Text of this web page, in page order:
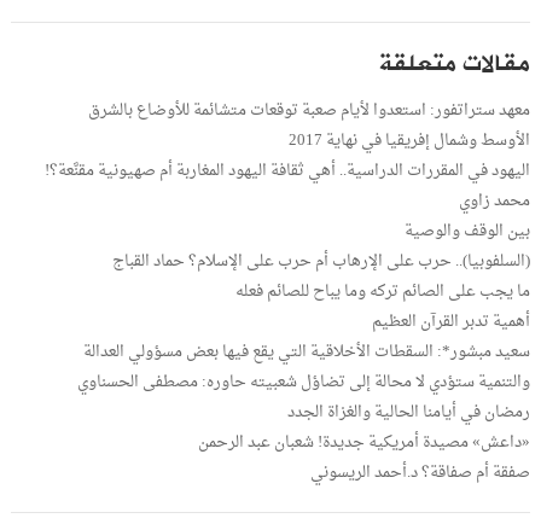
مقالات متعلقة
معهد ستراتفور: استعدوا لأيام صعبة توقعات متشائمة للأوضاع بالشرق
الأوسط وشمال إفريقيا في نهاية 2017
اليهود في المقررات الدراسية.. أهي ثقافة اليهود المغاربة أم صهيونية مقنَّعة؟!
محمد زاوي
بين الوقف والوصية
(السلفوبيا).. حرب على الإرهاب أم حرب على الإسلام؟ حماد القباج
ما يجب على الصائم تركه وما يباح للصائم فعله
أهمية تدبر القرآن العظيم
سعيد مبشور*: السقطات الأخلاقية التي يقع فيها بعض مسؤولي العدالة
والتنمية ستؤدي لا محالة إلى تضاؤل شعبيته حاوره: مصطفى الحسناوي
رمضان في أيامنا الحالية والغزاة الجدد
«داعش» مصيدة أمريكية جديدة! شعبان عبد الرحمن
صفقة أم صفاقة؟ د.أحمد الريسوني